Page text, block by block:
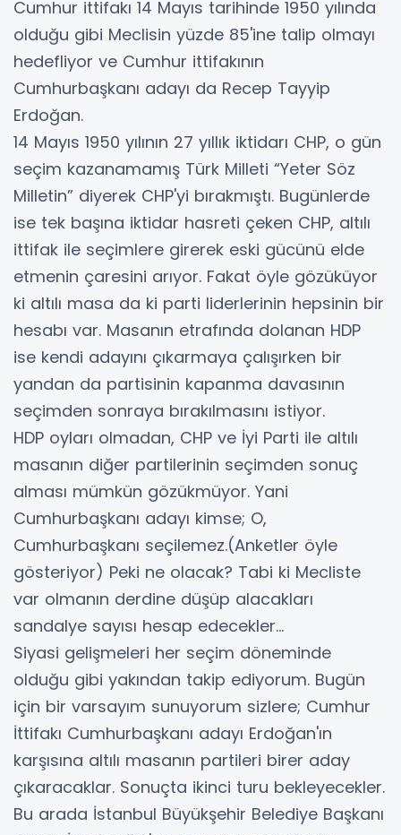
Cumhur ittifakı 14 Mayıs tarihinde 1950 yılında
olduğu gibi Meclisin yüzde 85'ine talip olmayı
hedefliyor ve Cumhur ittifakının
Cumhurbaşkanı adayı da Recep Tayyip
Erdoğan.
14 Mayıs 1950 yılının 27 yıllık iktidarı CHP, o gün
seçim kazanamamış Türk Milleti “Yeter Söz
Milletin” diyerek CHP'yi bırakmıştı. Bugünlerde
ise tek başına iktidar hasreti çeken CHP, altılı
ittifak ile seçimlere girerek eski gücünü elde
etmenin çaresini arıyor. Fakat öyle gözüküyor
ki altılı masa da ki parti liderlerinin hepsinin bir
hesabı var. Masanın etrafında dolanan HDP
ise kendi adayını çıkarmaya çalışırken bir
yandan da partisinin kapanma davasının
seçimden sonraya bırakılmasını istiyor.
HDP oyları olmadan, CHP ve İyi Parti ile altılı
masanın diğer partilerinin seçimden sonuç
alması mümkün gözükmüyor. Yani
Cumhurbaşkanı adayı kimse; O,
Cumhurbaşkanı seçilemez.(Anketler öyle
gösteriyor) Peki ne olacak? Tabi ki Mecliste
var olmanın derdine düşüp alacakları
sandalye sayısı hesap edecekler…
Siyasi gelişmeleri her seçim döneminde
olduğu gibi yakından takip ediyorum. Bugün
için bir varsayım sunuyorum sizlere; Cumhur
İttifakı Cumhurbaşkanı adayı Erdoğan'ın
karşısına altılı masanın partileri birer aday
çıkaracaklar. Sonuçta ikinci turu bekleyecekler.
Bu arada İstanbul Büyükşehir Belediye Başkanı